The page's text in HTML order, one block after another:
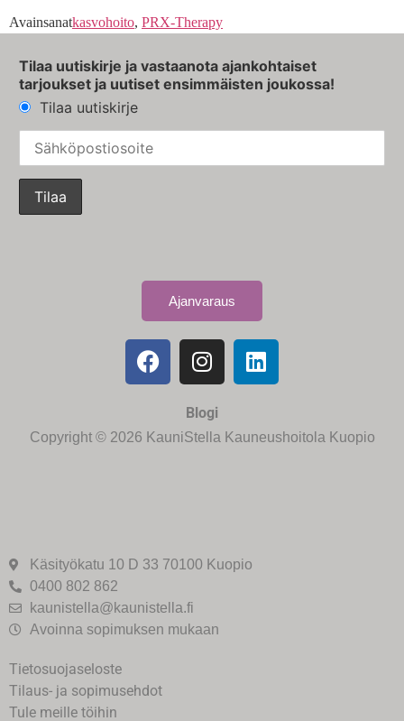
Avainsanatkasvohoito, PRX-Therapy
Tilaa uutiskirje ja vastaanota ajankohtaiset
tarjoukset ja uutiset ensimmäisten joukossa!
Tilaa uutiskirje
Ajanvaraus
Blogi
Copyright © 2026 KauniStella Kauneushoitola Kuopio
Käsityökatu 10 D 33 70100 Kuopio
0400 802 862
kaunistella@kaunistella.fi
Avoinna sopimuksen mukaan
Tietosuojaseloste
Tilaus- ja sopimusehdot
Tule meille töihin